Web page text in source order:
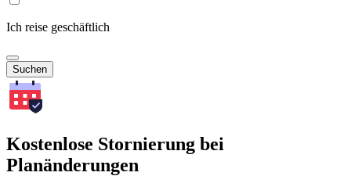
Ich reise geschäftlich
Suchen
Kostenlose Stornierung bei
Planänderungen